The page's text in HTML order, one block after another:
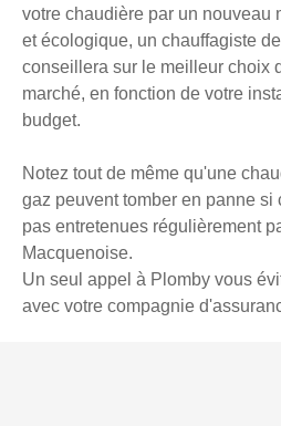
votre chaudière par un nouveau
et écologique, un chauffagiste
conseillera sur le meilleur choix
marché, en fonction de votre
budget.
Notez tout de même qu'une
gaz peuvent tomber en panne si
pas entretenues régulièrement
Macquenoise.
Un seul appel à Plomby vous
avec votre compagnie